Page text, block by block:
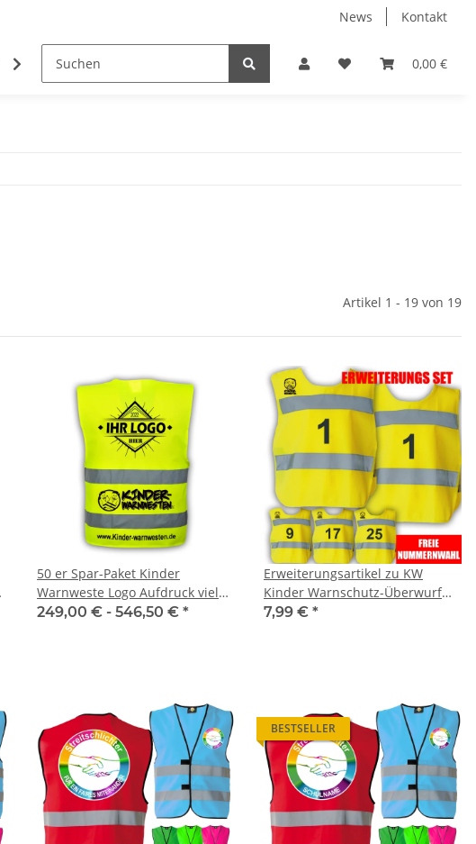
News Kontakt
0,00 €
Westen für Erwachsene mit Wunschdruck Taschen
Artikel 1 - 19 von 19
50 er Spar-Paket Kinder
Warnweste Logo Aufdruck viele
Druckflächen
249,00 € - 546,50 € *
Erweiterungsartikel zu KW
Kinder Warnschutz-Überwurf
mit Startnummern
7,99 € *
BESTSELLER